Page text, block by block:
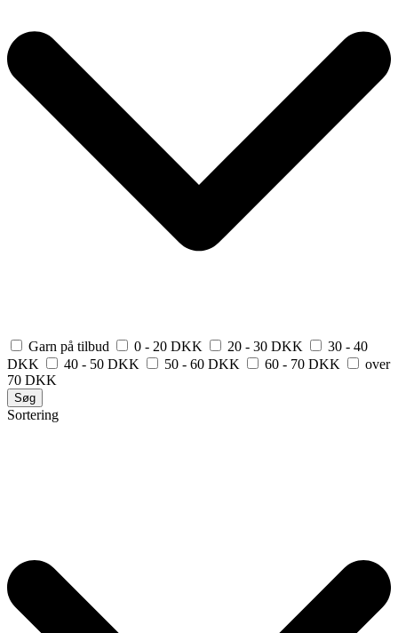
Garn på tilbud 0 - 20 DKK 20 - 30 DKK
30 - 40
DKK
40 - 50 DKK 50 - 60 DKK 60 - 70 DKK
over
70 DKK
Søg
Sortering